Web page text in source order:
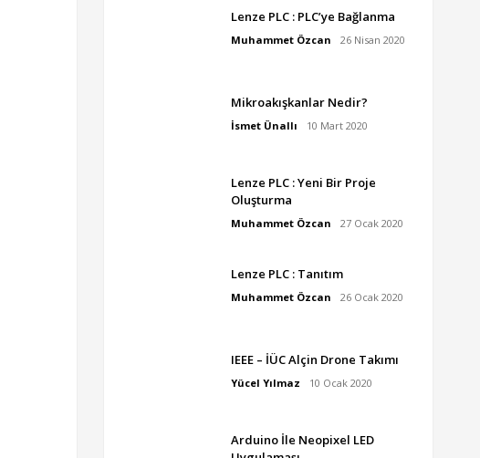
Lenze PLC : PLC’ye Bağlanma
Muhammet Özcan 26 Nisan 2020
Mikroakışkanlar Nedir?
İsmet Ünallı 10 Mart 2020
Lenze PLC : Yeni Bir Proje
Oluşturma
Muhammet Özcan 27 Ocak 2020
Lenze PLC : Tanıtım
Muhammet Özcan 26 Ocak 2020
IEEE – İÜC Alçin Drone Takımı
Yücel Yılmaz 10 Ocak 2020
Arduino İle Neopixel LED